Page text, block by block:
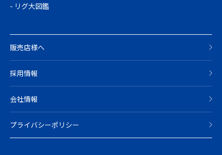
リグ大図鑑
販売店様へ
採用情報
会社情報
プライバシーポリシー